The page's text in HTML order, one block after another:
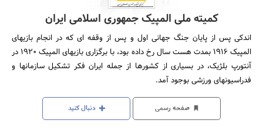
کمیته ملی المپیک جمهوری اسلامی ایران
اندکی پس از پایان جنگ جهانی اول و پس از وقفه ای که در انجام بازیهای
المپیک 1916 بمدت هست سال رخ داده بود، با برگزاری بازیهای المپیک 1920 در
آنتورپ بلژیک، در بسیاری از کشورها از جمله ایران فکر تشکیل سازمانها و
فدراسیونهای ورزشی بوجود آمد.
صفحه رسمی دنبال کنید